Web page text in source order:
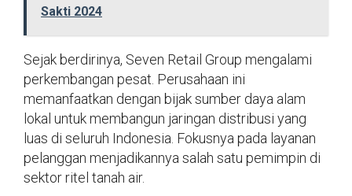
Sakti 2024
Sejak berdirinya, Seven Retail Group mengalami
perkembangan pesat. Perusahaan ini
memanfaatkan dengan bijak sumber daya alam
lokal untuk membangun jaringan distribusi yang
luas di seluruh Indonesia. Fokusnya pada layanan
pelanggan menjadikannya salah satu pemimpin di
sektor ritel tanah air.